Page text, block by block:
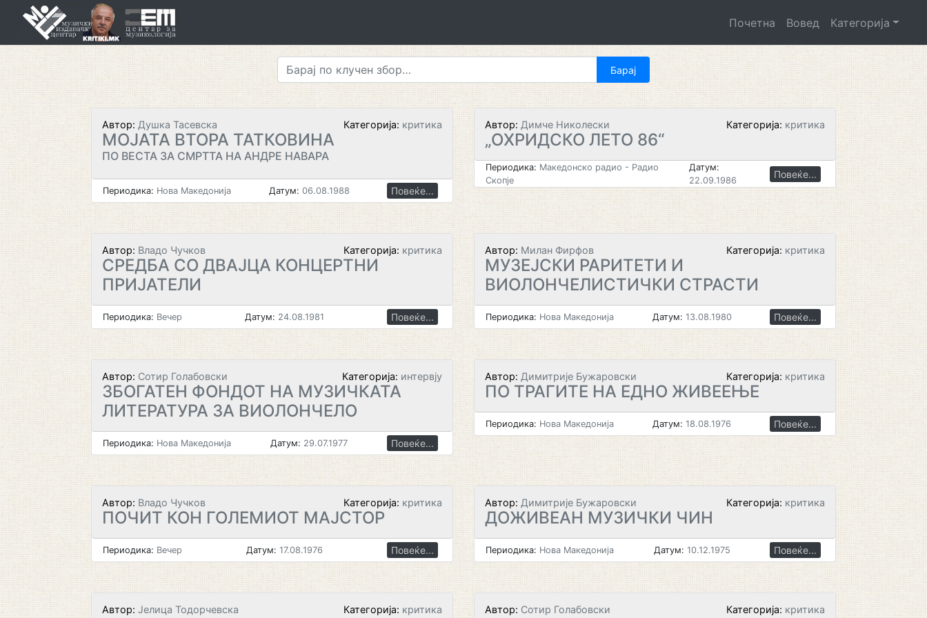
Почетна Вовед Категорија
Автор: Душка Тасевска Категорија: критика
МОЈАТА ВТОРА ТАТКОВИНА
ПО ВЕСТА ЗА СМРТТА НА АНДРЕ НАВАРА
Периодика: Нова Македонија Датум: 06.08.1988 Повеќе...
Автор: Димче Николески Категорија: критика
„ОХРИДСКО ЛЕТО 86“
Периодика: Македонско радио - Радио
Скопје
Датум:
22.09.1986
Повеќе...
Автор: Владо Чучков Категорија: критика
СРЕДБА СО ДВАЈЦА КОНЦЕРТНИ
ПРИЈАТЕЛИ
Периодика: Вечер Датум: 24.08.1981 Повеќе...
Автор: Милан Фирфов Категорија: критика
МУЗЕЈСКИ РАРИТЕТИ И
ВИОЛОНЧЕЛИСТИЧКИ СТРАСТИ
Периодика: Нова Македонија Датум: 13.08.1980 Повеќе...
Автор: Сотир Голабовски Категорија: интервју
ЗБОГАТЕН ФОНДОТ НА МУЗИЧКАТА
ЛИТЕРАТУРА ЗА ВИОЛОНЧЕЛО
Периодика: Нова Македонија Датум: 29.07.1977 Повеќе...
Автор: Димитрије Бужаровски Категорија: критика
ПО ТРАГИТЕ НА ЕДНО ЖИВЕЕЊЕ
Периодика: Нова Македонија Датум: 18.08.1976 Повеќе...
Автор: Владо Чучков Категорија: критика
ПОЧИТ КОН ГОЛЕМИОТ МАЈСТОР
Периодика: Вечер Датум: 17.08.1976 Повеќе...
Автор: Димитрије Бужаровски Категорија: критика
ДОЖИВЕАН МУЗИЧКИ ЧИН
Периодика: Нова Македонија Датум: 10.12.1975 Повеќе...
Автор: Јелица Тодорчевска Категорија: критика Автор: Сотир Голабовски Категорија: критика